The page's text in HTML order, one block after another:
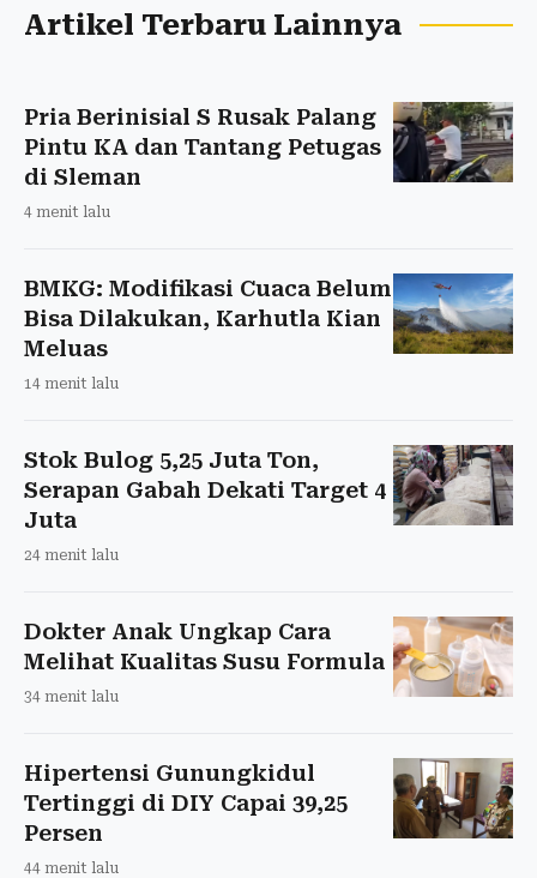
Artikel Terbaru Lainnya
Pria Berinisial S Rusak Palang
Pintu KA dan Tantang Petugas
di Sleman
4 menit lalu
BMKG: Modifikasi Cuaca Belum
Bisa Dilakukan, Karhutla Kian
Meluas
14 menit lalu
Stok Bulog 5,25 Juta Ton,
Serapan Gabah Dekati Target 4
Juta
24 menit lalu
Dokter Anak Ungkap Cara
Melihat Kualitas Susu Formula
34 menit lalu
Hipertensi Gunungkidul
Tertinggi di DIY Capai 39,25
Persen
44 menit lalu